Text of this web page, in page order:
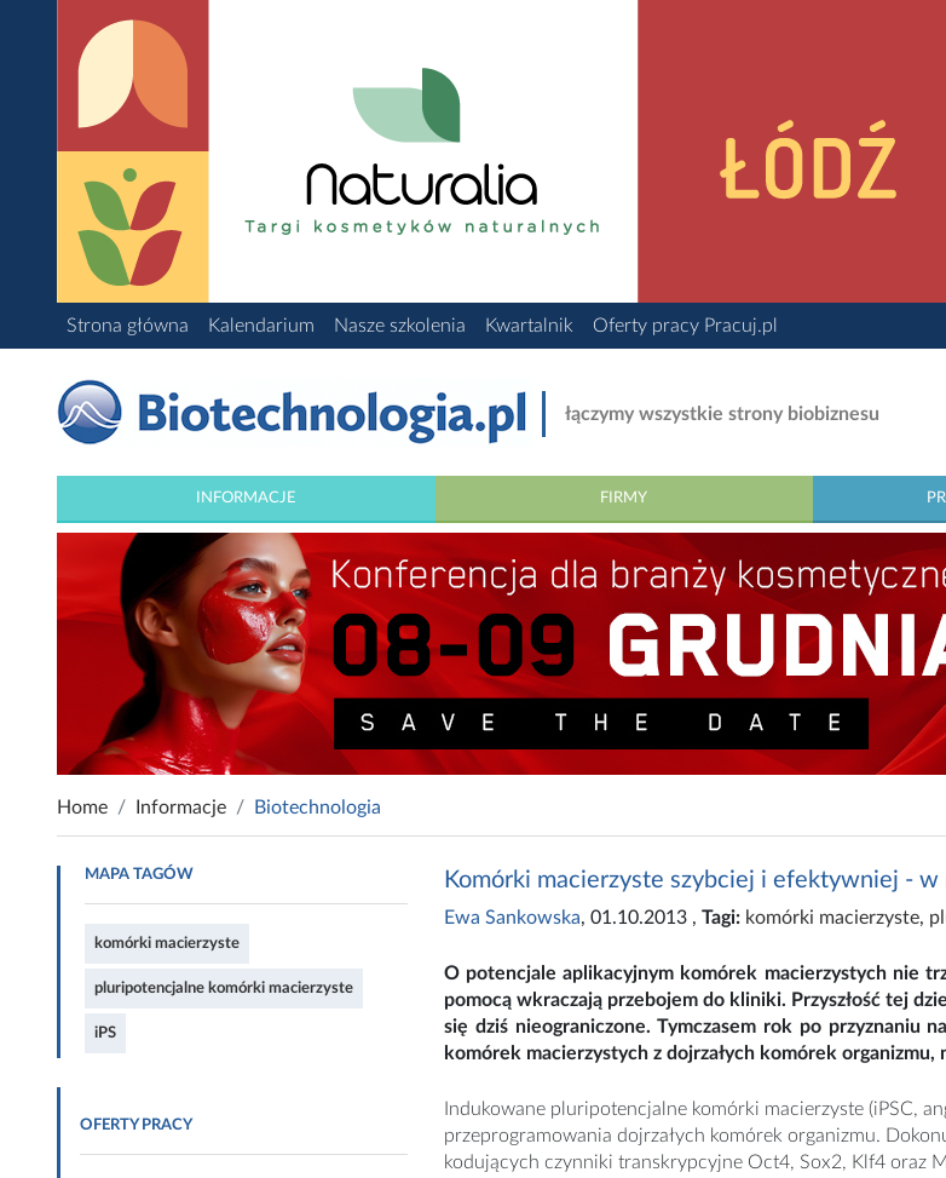
Strona główna Kalendarium Nasze szkolenia Kwartalnik Oferty pracy Pracuj.pl
łączymy wszystkie strony biobiznesu
INFORMACJE FIRMY
Home Informacje Biotechnologia
MAPA TAGÓW
komórki macierzyste
pluripotencjalne komórki macierzyste
iPS
OFERTY PRACY
Komórki macierzyste szybciej i efektywniej -
Ewa Sankowska, 01.10.2013 , Tagi: komórki macierzyste,
O potencjale aplikacyjnym komórek macierzystych nie
pomocą wkraczają przebojem do kliniki. Przyszłość tej
się dziś nieograniczone. Tymczasem rok po przyznaniu
komórek macierzystych z dojrzałych komórek
Indukowane pluripotencjalne komórki macierzyste (iPSC,
przeprogramowania dojrzałych komórek organizmu.
kodujących czynniki transkrypcyjne Oct4, Sox2, Klf4 oraz